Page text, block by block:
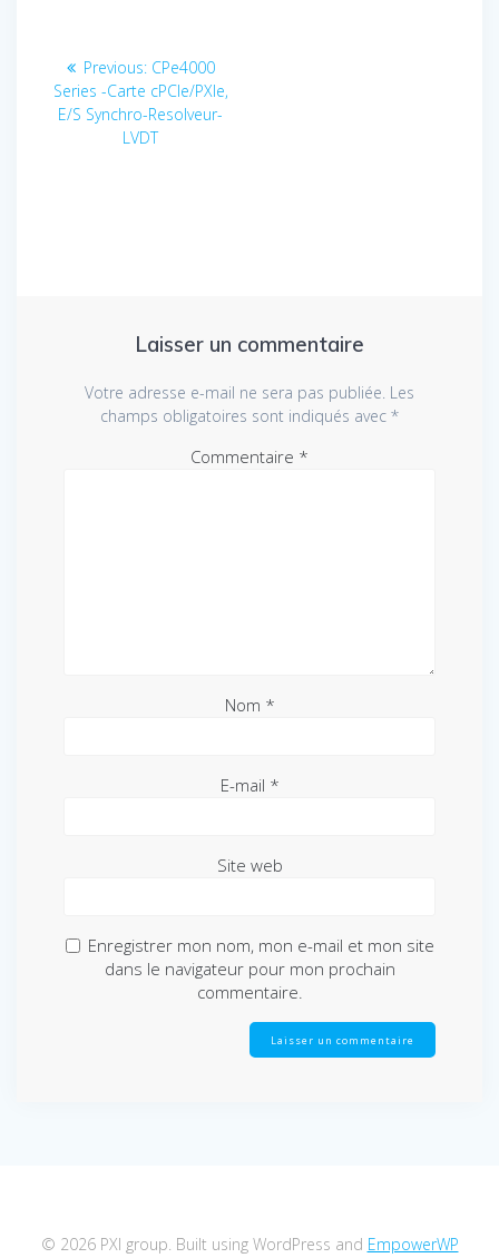
Navigation
l’article
Previous: Previous
post:
CPe4000
Series -Carte cPCIe/PXIe,
E/S Synchro-Resolveur-
LVDT
Laisser un commentaire
Votre adresse e-mail ne sera pas publiée. Les
champs obligatoires sont indiqués avec *
Commentaire *
Nom *
E-mail *
Site web
Enregistrer mon nom, mon e-mail et mon site
dans le navigateur pour mon prochain
commentaire.
© 2026 PXI group. Built using WordPress and EmpowerWP